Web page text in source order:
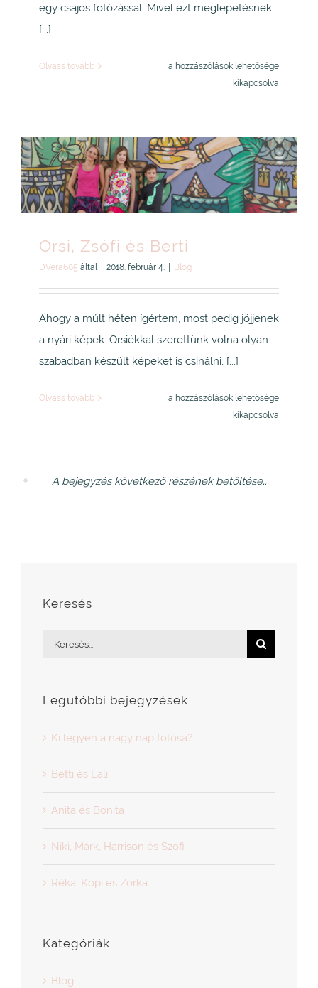
egy csajos fotózással. Mivel ezt meglepetésnek
[...]
Olvass tovább
Laci,
a hozzászólások lehetősége
kikapcsolva
Orsi, Zsófi és Berti
DVera605 által 2018. február 4. Blog
Ahogy a múlt héten ígértem, most pedig jöjjenek
a nyári képek. Orsiékkal szerettünk volna olyan
szabadban készült képeket is csinálni, [...]
Olvass tovább
Orsi,
a hozzászólások lehetősége
kikapcsolva
A bejegyzés következő részének betöltése...
Keresés
Keresés...
Legutóbbi bejegyzések
Ki legyen a nagy nap fotósa?
Betti és Lali
Anita és Bonita
Niki, Márk, Harrison és Szofi
Réka, Kopi és Zorka
Kategóriák
Blog